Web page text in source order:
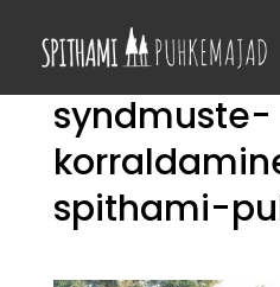
syndmuste-
spithami-